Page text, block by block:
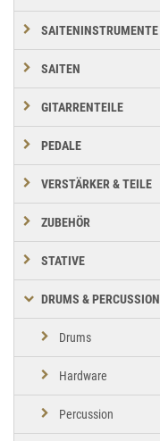
SAITENINSTRUMENTE
SAITEN
GITARRENTEILE
PEDALE
VERSTÄRKER & TEILE
ZUBEHÖR
STATIVE
DRUMS & PERCUSSION
Drums
Hardware
Percussion